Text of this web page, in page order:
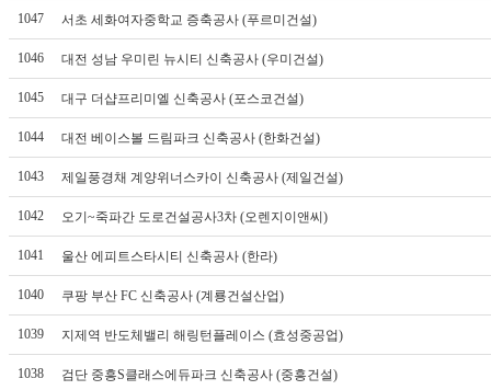
1047 서초 세화여자중학교 증축공사 (푸르미건설)
1046 대전 성남 우미린 뉴시티 신축공사 (우미건설)
1045 대구 더샵프리미엘 신축공사 (포스코건설)
1044 대전 베이스볼 드림파크 신축공사 (한화건설)
1043 제일풍경채 계양위너스카이 신축공사 (제일건설)
1042 오기~죽파간 도로건설공사3차 (오렌지이앤씨)
1041 울산 에피트스타시티 신축공사 (한라)
1040 쿠팡 부산 FC 신축공사 (계룡건설산업)
1039 지제역 반도체밸리 해링턴플레이스 (효성중공업)
1038 검단 중흥S클래스에듀파크 신축공사 (중흥건설)